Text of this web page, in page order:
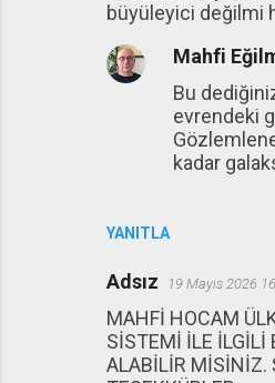
büyüleyici değilmi
YANITLA
Mahfi
Bu
evrendeki
kadar
Adsız 19 Mayıs 2026
MAHFİ HOCAM
SİSTEMİ İLE İLGİLİ
ALABİLİR MİSİNİZ.